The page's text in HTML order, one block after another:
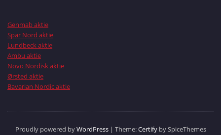
Genmab aktie
Spar Nord aktie
Lundbeck aktie
Ambu aktie
Novo Nordisk aktie
Ørsted aktie
Bavarian Nordic aktie
Proudly powered byWordPress| Theme:Certifyby SpiceThemes